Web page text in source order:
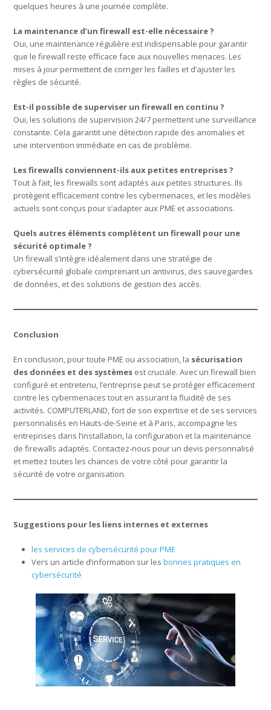
quelques heures à une journée complète.
La maintenance d’un firewall est-elle nécessaire ?
Oui, une maintenance régulière est indispensable pour garantir
que le firewall reste efficace face aux nouvelles menaces. Les
mises à jour permettent de corriger les failles et d’ajuster les
règles de sécurité.
Est-il possible de superviser un firewall en continu ?
Oui, les solutions de supervision 24/7 permettent une surveillance
constante. Cela garantit une détection rapide des anomalies et
une intervention immédiate en cas de problème.
Les firewalls conviennent-ils aux petites entreprises ?
Tout à fait, les firewalls sont adaptés aux petites structures. Ils
protègent efficacement contre les cybermenaces, et les modèles
actuels sont conçus pour s’adapter aux PME et associations.
Quels autres éléments complètent un firewall pour une
sécurité optimale ?
Un firewall s’intègre idéalement dans une stratégie de
cybersécurité globale comprenant un antivirus, des sauvegardes
de données, et des solutions de gestion des accès.
Conclusion
En conclusion, pour toute PME ou association, la sécurisation
des données et des systèmes est cruciale. Avec un firewall bien
configuré et entretenu, l’entreprise peut se protéger efficacement
contre les cybermenaces tout en assurant la fluidité de ses
activités. COMPUTERLAND, fort de son expertise et de ses services
personnalisés en Hauts-de-Seine et à Paris, accompagne les
entreprises dans l’installation, la configuration et la maintenance
de firewalls adaptés. Contactez-nous pour un devis personnalisé
et mettez toutes les chances de votre côté pour garantir la
sécurité de votre organisation.
Suggestions pour les liens internes et externes
les services de cybersécurité pour PME
Vers un article d’information sur lesbonnes pratiques en
cybersécurité